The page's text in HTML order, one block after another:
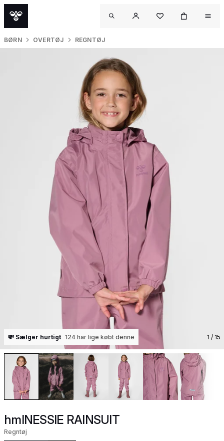
BØRN OVERTØJ REGNTØJ
💸 Sælger hurtigt 124 har lige købt denne 1 / 15
hmlNESSIE RAINSUIT
Regntøj